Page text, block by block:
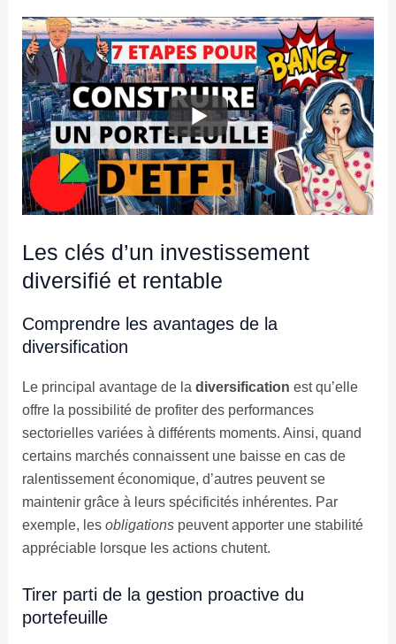
Les clés d’un investissement
diversifié et rentable
Comprendre les avantages de la
diversification
Le principal avantage de la diversification est qu’elle
offre la possibilité de profiter des performances
sectorielles variées à différents moments. Ainsi, quand
certains marchés connaissent une baisse en cas de
ralentissement économique, d’autres peuvent se
maintenir grâce à leurs spécificités inhérentes. Par
exemple, les obligationspeuvent apporter une stabilité
appréciable lorsque les actions chutent.
Tirer parti de la gestion proactive du
portefeuille